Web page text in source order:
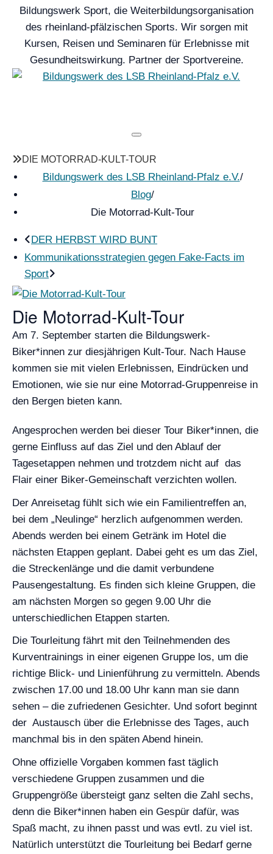
Bildungswerk Sport, die Weiterbildungsorganisation
des rheinland-pfälzischen Sports. Wir sorgen mit
Kursen, Reisen und Seminaren für Erlebnisse mit
Gesundheitswirkung. Partner der Sportvereine.
DIE MOTORRAD-KULT-TOUR
Bildungswerk des LSB Rheinland-Pfalz e.V./
Blog/
Die Motorrad-Kult-Tour
DER HERBST WIRD BUNT
Kommunikationsstrategien gegen Fake-Facts im
Sport
Die Motorrad-Kult-Tour
Am 7. September starten die Bildungswerk-
Biker*innen zur diesjährigen Kult-Tour. Nach Hause
kommen sie mit vielen Erlebnissen, Eindrücken und
Emotionen, wie sie nur eine Motorrad-Gruppenreise in
den Bergen bieten kann.
Angesprochen werden bei dieser Tour Biker*innen, die
gerne Einfluss auf das Ziel und den Ablauf der
Tagesetappen nehmen und trotzdem nicht auf das
Flair einer Biker-Gemeinschaft verzichten wollen.
Der Anreisetag fühlt sich wie ein Familientreffen an,
bei dem „Neulinge“ herzlich aufgenommen werden.
Abends werden bei einem Getränk im Hotel die
nächsten Etappen geplant. Dabei geht es um das Ziel,
die Streckenlänge und die damit verbundene
Pausengestaltung. Es finden sich kleine Gruppen, die
am nächsten Morgen so gegen 9.00 Uhr die
unterschiedlichen Etappen starten.
Die Tourleitung fährt mit den Teilnehmenden des
Kurventrainings in einer eigenen Gruppe los, um die
richtige Blick- und Linienführung zu vermitteln. Abends
zwischen 17.00 und 18.00 Uhr kann man sie dann
sehen – die zufriedenen Gesichter. Und sofort beginnt
der Austausch über die Erlebnisse des Tages, auch
manchmal bis in den späten Abend hinein.
Ohne offizielle Vorgaben kommen fast täglich
verschiedene Gruppen zusammen und die
Gruppengröße übersteigt ganz selten die Zahl sechs,
denn die Biker*innen haben ein Gespür dafür, was
Spaß macht, zu ihnen passt und was evtl. zu viel ist.
Natürlich unterstützt die Tourleitung bei Bedarf gerne